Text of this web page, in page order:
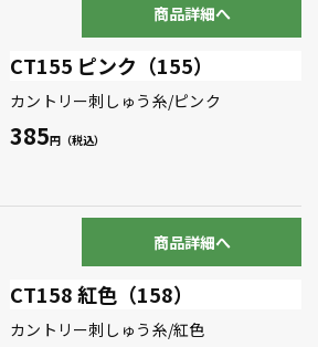
商品詳細へ
CT155 ピンク（155）
カントリー刺しゅう糸/ピンク
385
商品詳細へ
CT158 紅色（158）
カントリー刺しゅう糸/紅色